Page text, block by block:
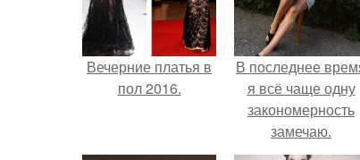
Вечерние платья в
пол 2016.
В последнее
я всё чаще одну
закономерность
замечаю.